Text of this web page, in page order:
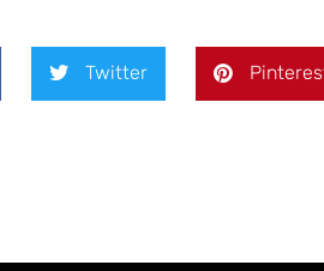
Twitter